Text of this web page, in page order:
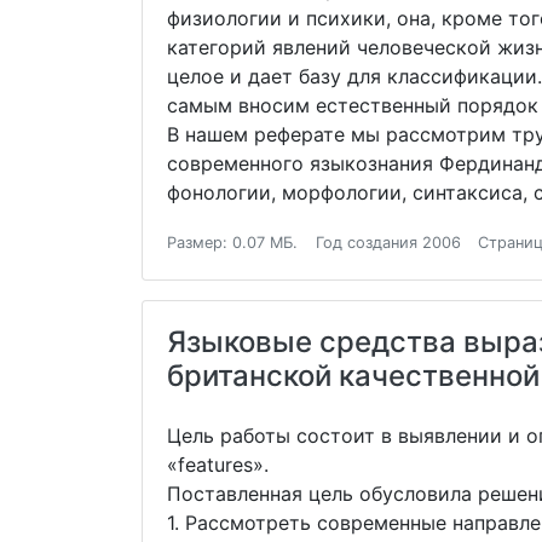
физиологии и психики, она, кроме
категорий явлений человеческой
целое и дает базу для
самым вносим естественный
В нашем реферате мы рассмотрим
современного языкознания
фонологии, морфологии,
Размер: 0.07 МБ. Год создания 2006
Языковые средства
британской
Цель работы состоит в выявлении и
«features».
Поставленная цель обусловила
1. Рассмотреть современные